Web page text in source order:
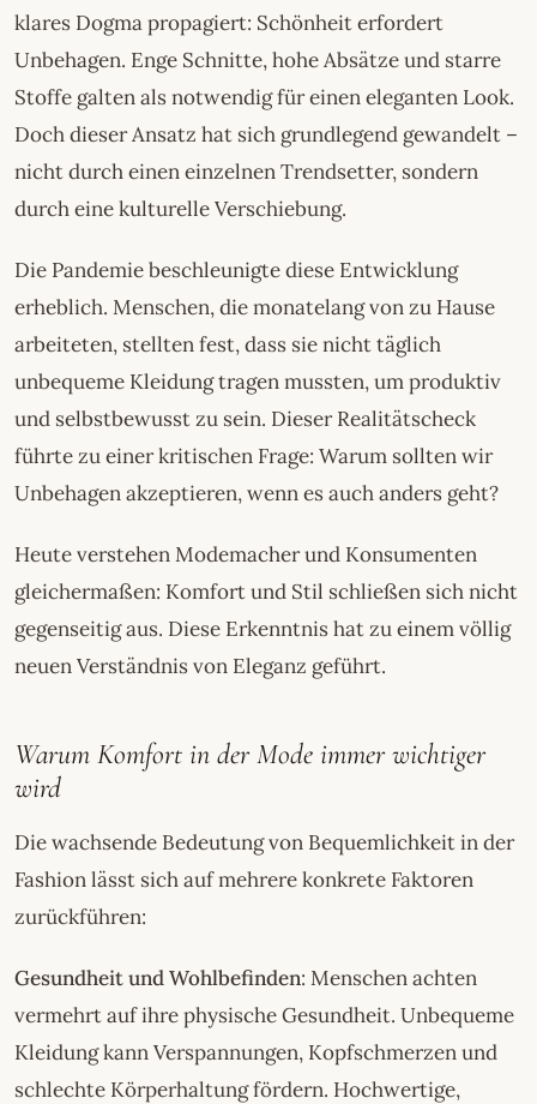
klares Dogma propagiert: Schönheit erfordert
Unbehagen. Enge Schnitte, hohe Absätze und starre
Stoffe galten als notwendig für einen eleganten Look.
Doch dieser Ansatz hat sich grundlegend gewandelt –
nicht durch einen einzelnen Trendsetter, sondern
durch eine kulturelle Verschiebung.
Die Pandemie beschleunigte diese Entwicklung
erheblich. Menschen, die monatelang von zu Hause
arbeiteten, stellten fest, dass sie nicht täglich
unbequeme Kleidung tragen mussten, um produktiv
und selbstbewusst zu sein. Dieser Realitätscheck
führte zu einer kritischen Frage: Warum sollten wir
Unbehagen akzeptieren, wenn es auch anders geht?
Heute verstehen Modemacher und Konsumenten
gleichermaßen: Komfort und Stil schließen sich nicht
gegenseitig aus. Diese Erkenntnis hat zu einem völlig
neuen Verständnis von Eleganz geführt.
Warum Komfort in der Mode immer wichtiger
wird
Die wachsende Bedeutung von Bequemlichkeit in der
Fashion lässt sich auf mehrere konkrete Faktoren
zurückführen:
Gesundheit und Wohlbefinden: Menschen achten
vermehrt auf ihre physische Gesundheit. Unbequeme
Kleidung kann Verspannungen, Kopfschmerzen und
schlechte Körperhaltung fördern. Hochwertige,